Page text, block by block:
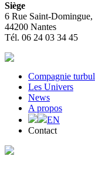
Siège
6 Rue Saint-Domingue,
44200 Nantes
Tél. 06 24 03 34 45
Compagnie turbul
Les Univers
News
A propos
EN
Contact